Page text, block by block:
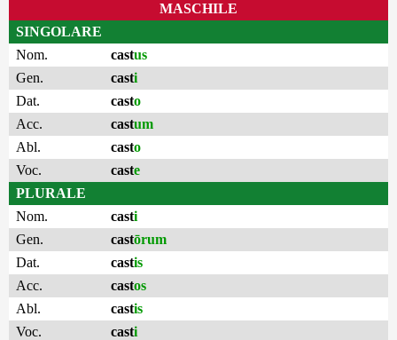
MASCHILE
SINGOLARE
Nom.
castus
Gen.
casti
Dat.
casto
Acc.
castum
Abl.
casto
Voc.
caste
PLURALE
Nom.
casti
Gen.
castōrum
Dat.
castis
Acc.
castos
Abl.
castis
Voc.
casti